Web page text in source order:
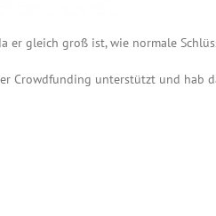
er gleich groß ist, wie normale
Crowdfunding unterstützt und hab